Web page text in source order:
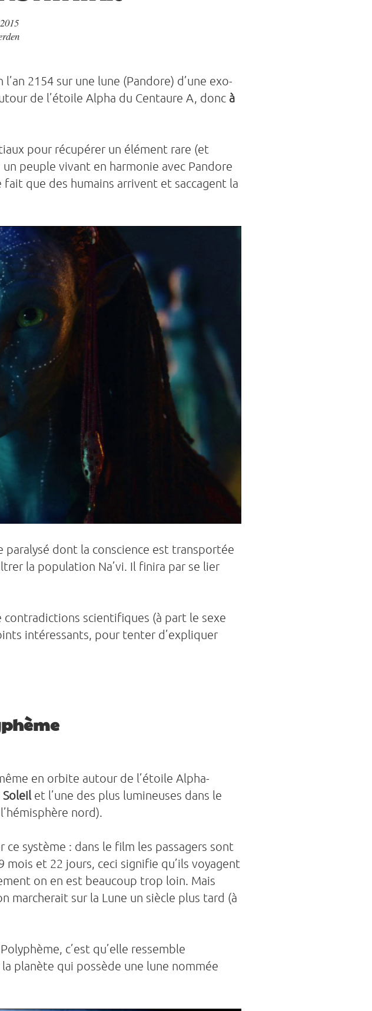
2154 sur une lune (Pandore) d’une exo-
de l’étoile Alpha du Centaure A, donc à
pour récupérer un élément rare (et
un peuple vivant en harmonie avec Pandore
que des humains arrivent et saccagent la
paralysé dont la conscience est transportée
la population Na’vi. Il finira par se lier
contradictions scientifiques (à part le sexe
intéressants, pour tenter d’expliquer
en orbite autour de l’étoile Alpha-
et l’une des plus lumineuses dans le
nord).
système : dans le film les passagers sont
et 22 jours, ceci signifie qu’ils voyagent
on en est beaucoup trop loin. Mais
marcherait sur la Lune un siècle plus tard (à
c’est qu’elle ressemble
planète qui possède une lune nommée